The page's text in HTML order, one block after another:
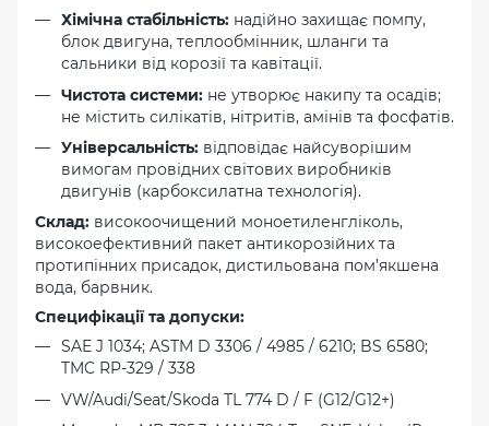
Хімічна стабільність: надійно захищає помпу,
блок двигуна, теплообмінник, шланги та
сальники від корозії та кавітації.
Чистота системи: не утворює накипу та осадів;
не містить силікатів, нітритів, амінів та фосфатів.
Універсальність: відповідає найсуворішим
вимогам провідних світових виробників
двигунів (карбоксилатна технологія).
Склад: високоочищений моноетиленгліколь,
високоефективний пакет антикорозійних та
протипінних присадок, дистильована пом’якшена
вода, барвник.
Специфікації та допуски:
SAE J 1034; ASTM D 3306 / 4985 / 6210; BS 6580;
TMC RP-329 / 338
VW/Audi/Seat/Skoda TL 774 D / F (G12/G12+)